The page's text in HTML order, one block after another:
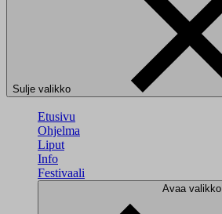
Sulje valikko
Etusivu
Ohjelma
Liput
Info
Festivaali
Avaa valikko